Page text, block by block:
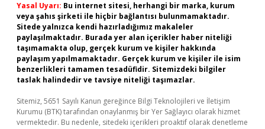
Yasal Uyarı: Bu internet sitesi, herhangi bir marka, kurum
veya şahıs şirketi ile hiçbir bağlantısı bulunmamaktadır.
Sitede yalnızca kendi hazırladığımız makaleler
paylaşılmaktadır. Burada yer alan içerikler haber niteliği
taşımamakta olup, gerçek kurum ve kişiler hakkında
paylaşım yapılmamaktadır. Gerçek kurum ve kişiler ile isim
benzerlikleri tamamen tesadüfidir. Sitemizdeki bilgiler
taslak halindedir ve tavsiye niteliği taşımazlar.
Sitemiz, 5651 Sayılı Kanun gereğince Bilgi Teknolojileri ve İletişim
Kurumu (BTK) tarafından onaylanmış bir Yer Sağlayıcı olarak hizmet
vermektedir. Bu nedenle, sitedeki içerikleri proaktif olarak denetleme